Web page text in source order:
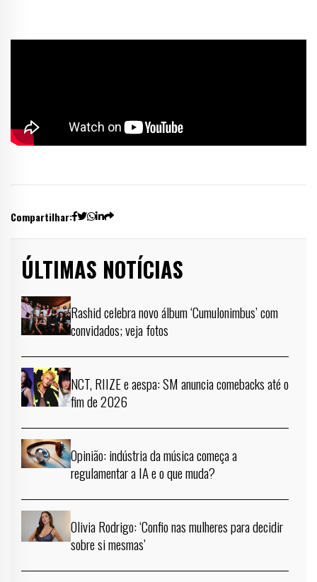
Compartilhar:
ÚLTIMAS NOTÍCIAS
Rashid celebra novo álbum ‘Cumulonimbus’ com
convidados; veja fotos
NCT, RIIZE e aespa: SM anuncia comebacks até o
fim de 2026
Opinião: indústria da música começa a
regulamentar a IA e o que muda?
Olivia Rodrigo: ‘Confio nas mulheres para decidir
sobre si mesmas’